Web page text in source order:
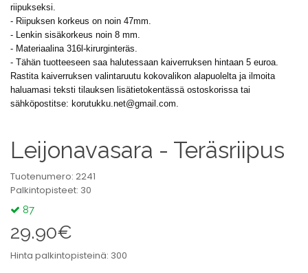
riipukseksi.
- Riipuksen korkeus on noin 47mm.
- Lenkin sisäkorkeus noin 8 mm.
- Materiaalina 316l-kirurginteräs.
- Tähän tuotteeseen saa halutessaan kaiverruksen hintaan 5 euroa.
Rastita kaiverruksen valintaruutu kokovalikon alapuolelta ja ilmoita
haluamasi teksti tilauksen lisätietokentässä ostoskorissa tai
sähköpostitse: korutukku.net@gmail.com.
Leijonavasara - Teräsriipus
Tuotenumero: 2241
Palkintopisteet: 30
87
29.90€
Hinta palkintopisteinä: 300